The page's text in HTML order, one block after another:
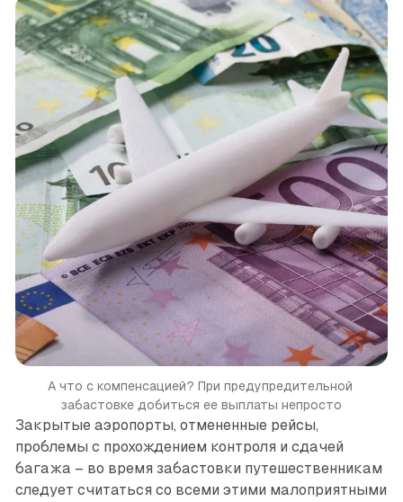
А что с компенсацией? При предуп­редительной
забастовке добиться ее выплаты непросто
Закрытые аэропорты, отмененные рейсы,
проблемы с прохождением контроля и сдачей
багажа – во время забастовки путешественникам
следует считаться со всеми этими малоприятными